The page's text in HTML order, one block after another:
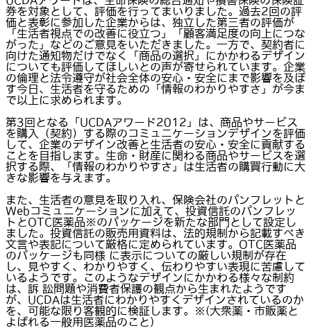
券を対象として、評価を行ってまいりました。過去2回の評
価と表彰に参加した企業からは、独立した第三者の評価が
「生活者視点での改善に役立つ」「顧客満足度の向上につな
がった」などのご意見をいただきました。一方で、契約者に
向けた通知物だけでなく「商品の選択」にかかわるデザイン
についても評価してほしいとの声が寄せられています。企業
の倫理と法令遵守が社会全体の安心・安全にまで影響を及ぼ
す今日、生活者を守るための「情報のわかりやすさ」が今ま
で以上に求められます。
第3回となる「UCDAアワード2012」は、商品やサービス
を購入（契約）する際のコミュニケーションデザインを評価
して、企業のデザイン改善と生活者の安心・安全に貢献する
ことを目指します。生命・財産に関わる商品やサービスを選
択する際、「情報のわかりやすさ」は生活者の購買行動に大
きな影響を与えます。
また、生活者の意見を取り入れ、保険会社のパンフレットと
Webコミュニケーションに加えて、投資信託のパンフレッ
トとOTC医薬品※のパッケージを新たな部門として設定し
ました。投資信託の販売用資料は、法的規制から記載すべき
文言や表記について厳格に定められています。OTC医薬品
のパッケージも同様 に表示についての厳しい規制が存在
し、見やすく、わかりやすく、伝わりやすい表現に苦慮して
いるようです。このようなデザインにかかわる様々な制約
は、訴 訟問題や消費者保護の観点から生まれたようです
が、UCDAは生活者にわかりやすくデザインされているのか
を、可能な限り客観的に検証します。※(大衆薬・市販薬と
よばれる一般用医薬品のこと)